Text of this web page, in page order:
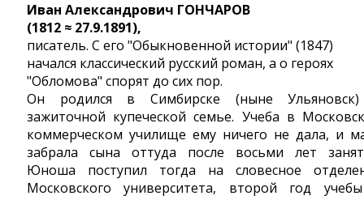
Иван Александрович ГОНЧАРОВ
(1812 ≈ 27.9.1891),
писатель. С его "Обыкновенной истории" (1847)
начался классический русский роман, а о героях
"Обломова" спорят до сих пор.
Он родился в Симбирске (ныне
зажиточной купеческой семье. Учеба в
коммерческом училище ему ничего не дала, и
забрала сына оттуда после восьми лет
Юноша поступил тогда на словесное
Московского университета, второй год